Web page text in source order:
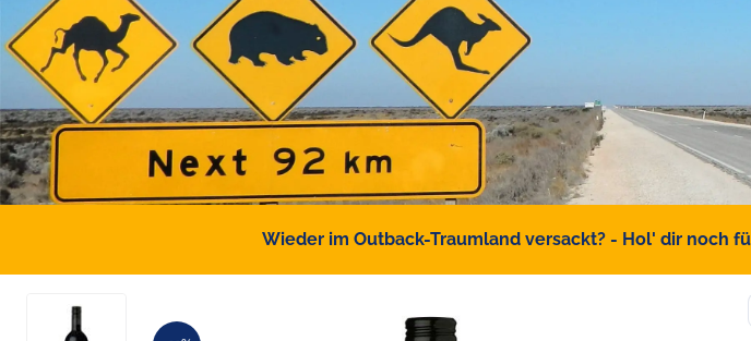
Wieder im Outback-Traumland versackt? - Hol' dir noch